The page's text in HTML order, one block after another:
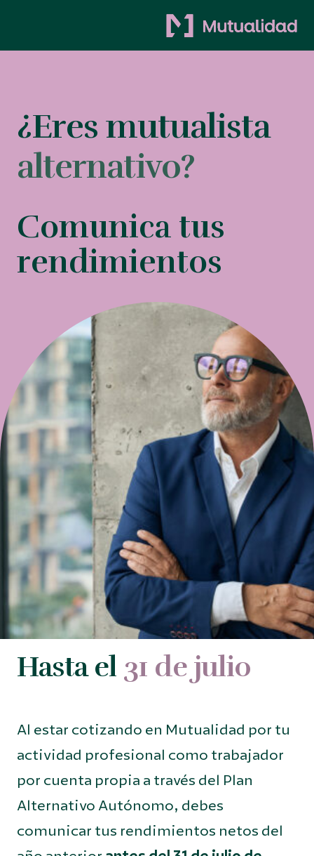
¿Eres mutualista
alternativo?
Comunica tus
rendimientos
Hasta el 31 de julio
Al estar cotizando en Mutualidad por tu
actividad profesional como trabajador
por cuenta propia a través del Plan
Alternativo Autónomo, debes
comunicar tus rendimientos netos del